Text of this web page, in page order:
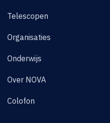
Telescopen
Organisaties
Onderwijs
Over NOVA
Colofon